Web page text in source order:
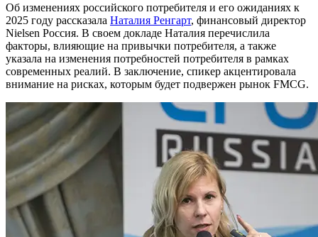
Об изменениях российского потребителя и его ожиданиях к
2025 году рассказала Наталия Ренгарт, финансовый директор
Nielsen Россия. В своем докладе Наталия перечислила
факторы, влияющие на привычки потребителя, а также
указала на изменения потребностей потребителя в рамках
современных реалий. В заключение, спикер акцентировала
внимание на рисках, которым будет подвержен рынок FMCG.